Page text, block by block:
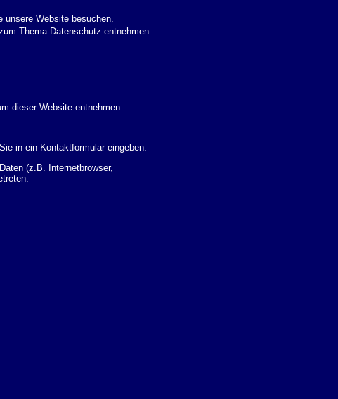
Website besuchen.
Thema Datenschutz entnehmen
dieser Website entnehmen.
in ein Kontaktformular eingeben.
(z.B. Internetbrowser,